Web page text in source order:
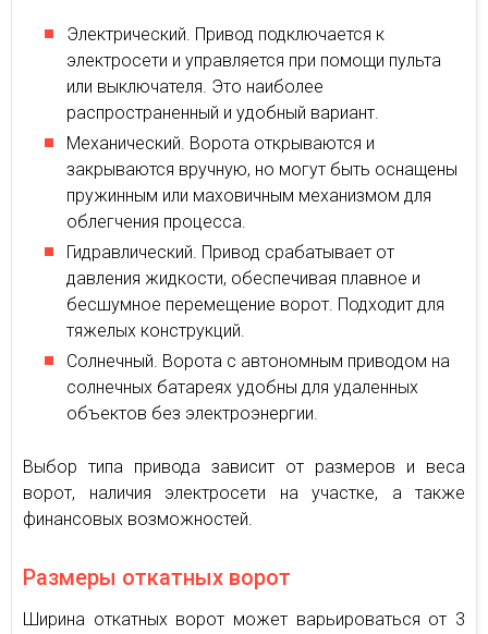
Электрический. Привод подключается к
электросети и управляется при помощи пульта
или выключателя. Это наиболее
распространенный и удобный вариант.
Механический. Ворота открываются и
закрываются вручную, но могут быть оснащены
пружинным или маховичным механизмом для
облегчения процесса.
Гидравлический. Привод срабатывает от
давления жидкости, обеспечивая плавное и
бесшумное перемещение ворот. Подходит для
тяжелых конструкций.
Солнечный. Ворота с автономным приводом на
солнечных батареях удобны для удаленных
объектов без электроэнергии.
Выбор типа привода зависит от размеров и веса
ворот, наличия электросети на участке, а также
финансовых возможностей.
Размеры откатных ворот
Ширина откатных ворот может варьироваться от 3